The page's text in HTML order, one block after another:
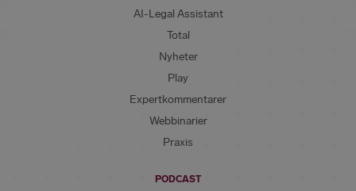
AI-Legal Assistant
Total
Nyheter
Play
Expertkommentarer
Webbinarier
Praxis
PODCAST